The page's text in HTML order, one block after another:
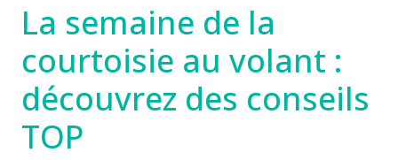
La semaine de la
courtoisie au volant :
découvrez des conseils
TOP